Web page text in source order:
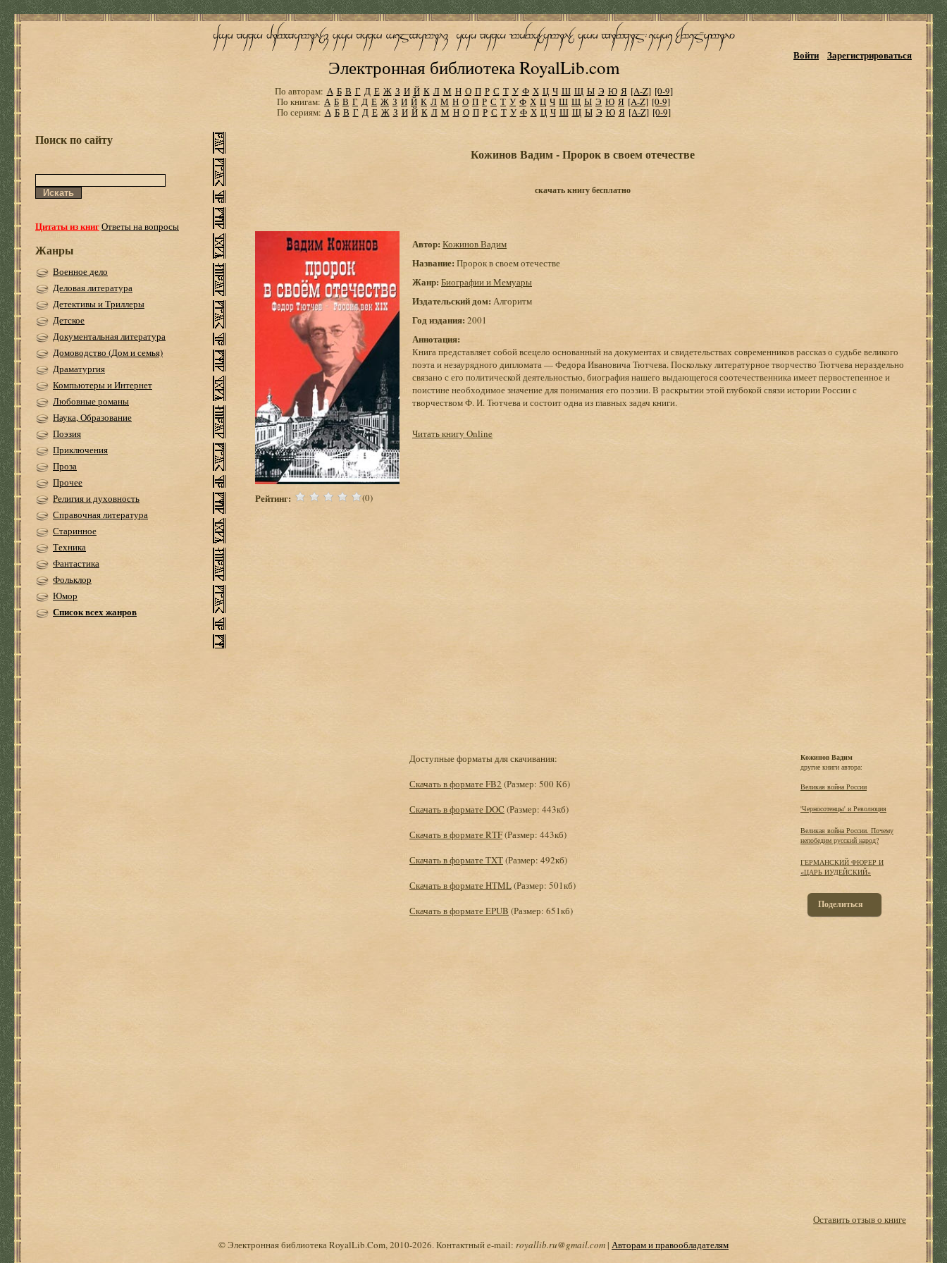
Электронная библиотека RoyalLib.com
Войти Зарегистрироваться
По авторам: А Б В Г Д Е Ж З И Й К Л М Н О П Р С Т У Ф Х Ц Ч Ш Щ Ы Э Ю Я [A-Z] [0-9]
По книгам: А Б В Г Д Е Ж З И Й К Л М Н О П Р С Т У Ф Х Ц Ч Ш Щ Ы Э Ю Я [A-Z] [0-9]
По сериям: А Б В Г Д Е Ж З И Й К Л М Н О П Р С Т У Ф Х Ц Ч Ш Щ Ы Э Ю Я [A-Z] [0-9]
Поиск по сайту
Цитаты из книгОтветы на вопросы
Жанры
Военное дело
Деловая литература
Детективы и Триллеры
Детское
Документальная литература
Домоводство (Дом и семья)
Драматургия
Компьютеры и Интернет
Любовные романы
Наука, Образование
Поэзия
Приключения
Проза
Прочее
Религия и духовность
Справочная литература
Старинное
Техника
Фантастика
Фольклор
Юмор
Список всех жанров
Кожинов Вадим - Пророк в своем отечестве
скачать книгу бесплатно
Рейтинг: (0)
Автор: Кожинов Вадим
Название: Пророк в своем отечестве
Жанр: Биографии и Мемуары
Издательский дом: Алгоритм
Год издания: 2001
Аннотация:
Книга представляет собой всецело основанный на документах и свидетельствах современников рассказ о судьбе великого
поэта и незаурядного дипломата — Федора Ивановича Тютчева. Поскольку литературное творчество Тютчева нераздельно
связано с его политической деятельностью, биография нашего выдающегося соотечественника имеет первостепенное и
поистине необходимое значение для понимания его поэзии. В раскрытии этой глубокой связи истории России с
творчеством Ф. И. Тютчева и состоит одна из главных задач книги.
Читать книгу Online
Доступные форматы для скачивания:
Скачать в формате FB2 (Размер: 500 Кб)
Скачать в формате DOC (Размер: 443кб)
Скачать в формате RTF(Размер: 443кб)
Скачать в формате TXT(Размер: 492кб)
Скачать в формате HTML(Размер: 501кб)
Скачать в формате EPUB (Размер: 651кб)
Кожинов Вадим
другие книги автора:
Великая война России
'Черносотенцы' и Революция
Великая война России. Почему
непобедим русский народ?
ГЕРМАНСКИЙ ФЮРЕР И
«ЦАРЬ ИУДЕЙСКИЙ»
Поделиться
Оставить отзыв о книге
© Электронная библиотека RoyalLib.Com, 2010-2026. Контактный e-mail: royallib.ru@gmail.com| Авторам и правообладателям